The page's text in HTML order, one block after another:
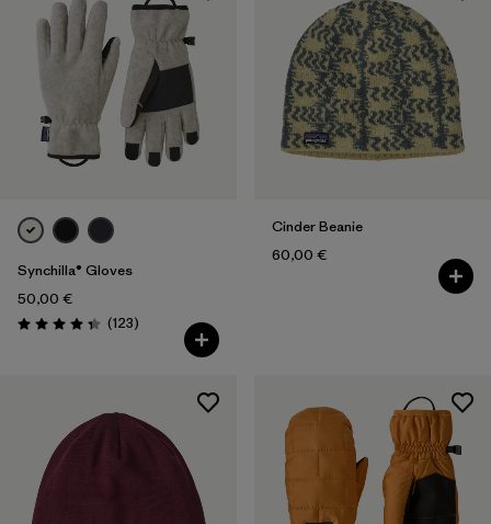
Synchilla® Gloves
50,00 €
Évaluation: 4.3 / 5
(123Avis
)
Cinder Beanie
60,00 €